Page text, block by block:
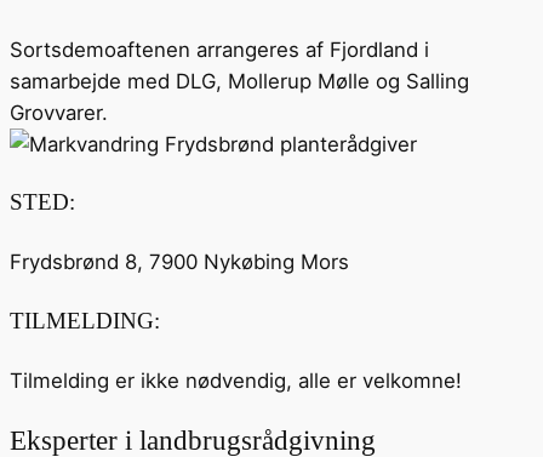
Sortsdemoaftenen arrangeres af Fjordland i
samarbejde med DLG, Mollerup Mølle og Salling
Grovvarer.
STED:
Frydsbrønd 8, 7900 Nykøbing Mors
TILMELDING:
Tilmelding er ikke nødvendig, alle er velkomne!
Eksperter i landbrugsrådgivning